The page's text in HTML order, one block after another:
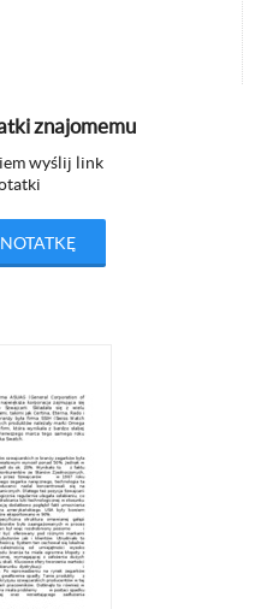
znajomemu
wyślij link